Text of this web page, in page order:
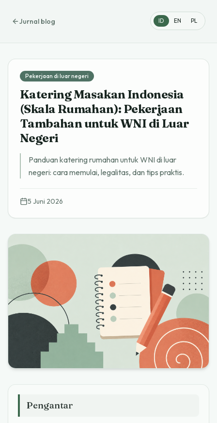
ID EN PL
Jurnal blog
Pekerjaan di luar negeri
Katering Masakan Indonesia
(Skala Rumahan): Pekerjaan
Tambahan untuk WNI di Luar
Negeri
Panduan katering rumahan untuk WNI di luar
negeri: cara memulai, legalitas, dan tips praktis.
5 Juni 2026
Pengantar